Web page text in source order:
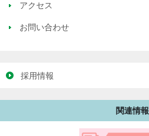
アクセス
お問い合わせ
採用情報
関連情報